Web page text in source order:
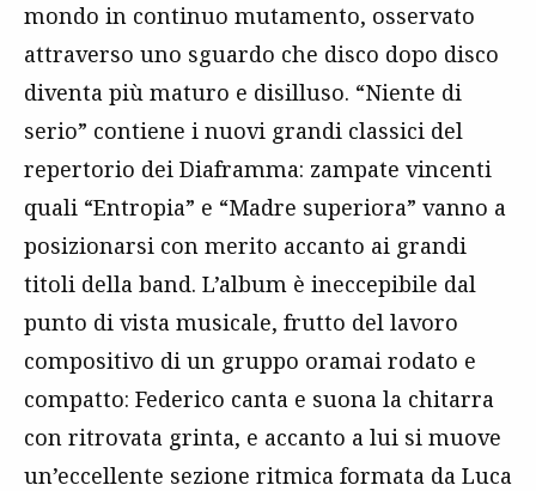
mondo in continuo mutamento, osservato
attraverso uno sguardo che disco dopo disco
diventa più maturo e disilluso. “Niente di
serio” contiene i nuovi grandi classici del
repertorio dei Diaframma: zampate vincenti
quali “Entropia” e “Madre superiora” vanno a
posizionarsi con merito accanto ai grandi
titoli della band. L’album è ineccepibile dal
punto di vista musicale, frutto del lavoro
compositivo di un gruppo oramai rodato e
compatto: Federico canta e suona la chitarra
con ritrovata grinta, e accanto a lui si muove
un’eccellente sezione ritmica formata da Luca